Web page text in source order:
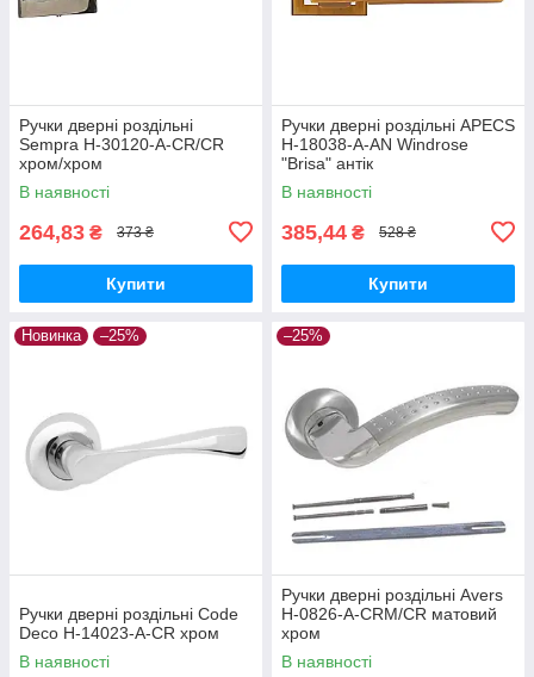
Ручки дверні роздільні
Sempra H-30120-A-CR/CR
хром/хром
В наявності
264,83 ₴ 373 ₴
Купити
Ручки дверні роздільні APECS
H-18038-A-AN Windrose
"Brisa" антік
В наявності
385,44 ₴ 528 ₴
Купити
Новинка –25%
Ручки дверні роздільні Code
Deco H-14023-A-CR хром
В наявності
–25%
Ручки дверні роздільні Avers
H-0826-A-CRM/CR матовий
хром
В наявності